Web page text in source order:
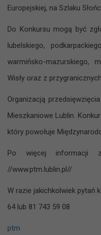
Europejskiej, na Szlaku
Do Konkursu mogą być
lubelskiego,
warmińsko-mazurskiego,
Wisły oraz z
Organizacją
Mieszkaniowe Lublin.
który powołuje
Po więcej informacji
//www.ptm.lublin.pl//
W razie jakichkolwiek pytań
64 lub 81 743 59 08
ptm